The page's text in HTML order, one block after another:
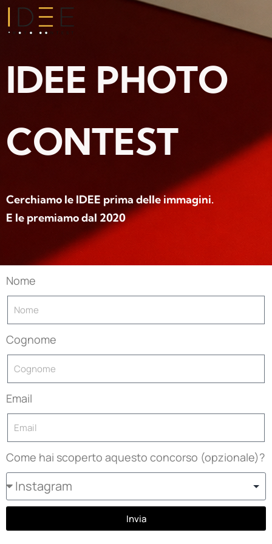
IDEE PHOTO
CONTEST
Cerchiamo le IDEE prima delle immagini.
E le premiamo dal 2020
Nome
Cognome
Email
Come hai scoperto aquesto concorso (opzionale)?
Invia